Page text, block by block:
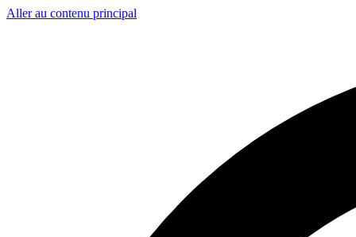
Aller au contenu principal